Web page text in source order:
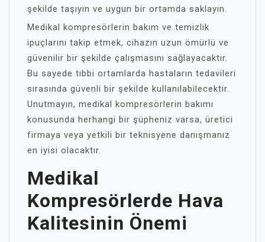
şekilde taşıyın ve uygun bir ortamda saklayın.
Medikal kompresörlerin bakım ve temizlik
ipuçlarını takip etmek, cihazın uzun ömürlü ve
güvenilir bir şekilde çalışmasını sağlayacaktır.
Bu sayede tıbbi ortamlarda hastaların tedavileri
sırasında güvenli bir şekilde kullanılabilecektir.
Unutmayın, medikal kompresörlerin bakımı
konusunda herhangi bir şüpheniz varsa, üretici
firmaya veya yetkili bir teknisyene danışmanız
en iyisi olacaktır.
Medikal
Kompresörlerde Hava
Kalitesinin Önemi